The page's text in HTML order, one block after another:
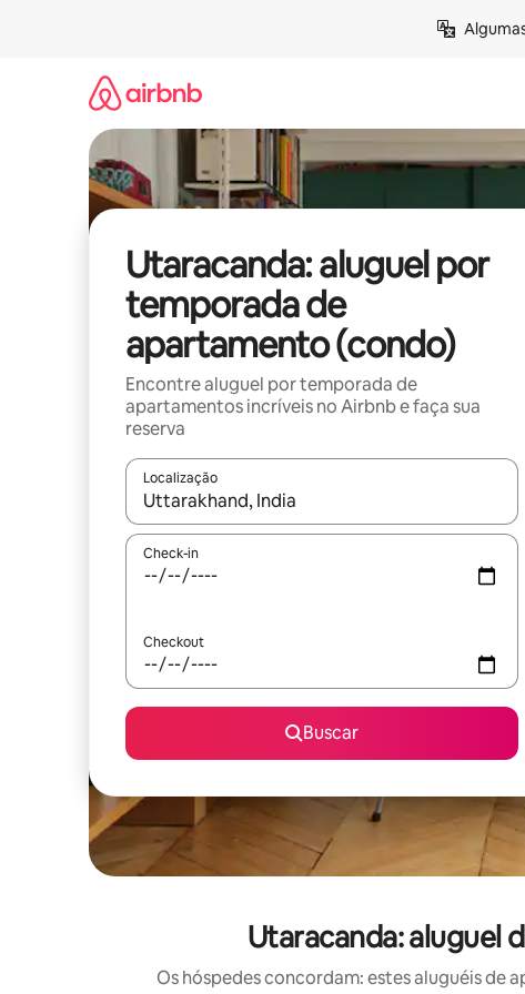
Utaracanda: aluguel por
temporada de
apartamento (condo)
Encontre aluguel por temporada de
apartamentos incríveis no Airbnb e faça sua
reserva
Localização
Quando os resultados estiverem disponíveis,
Check-in
Checkout
Buscar
Utaracanda: aluguel
Os hóspedes concordam: estes aluguéis de